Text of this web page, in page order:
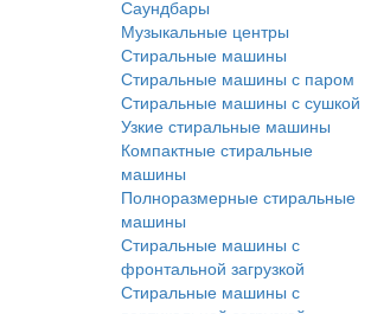
Саундбары
Музыкальные центры
Стиральные машины
Стиральные машины с паром
Стиральные машины с сушкой
Узкие стиральные машины
Компактные стиральные
машины
Полноразмерные стиральные
машины
Стиральные машины с
фронтальной загрузкой
Стиральные машины с